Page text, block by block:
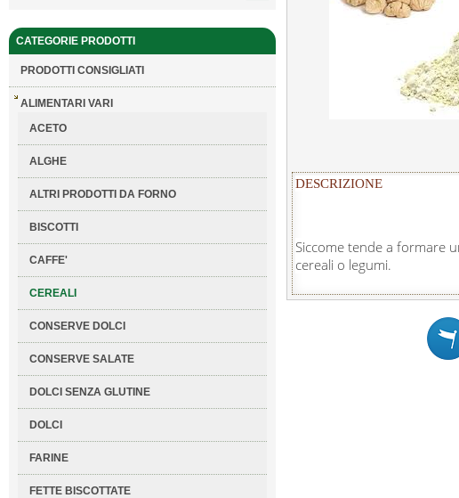
CATEGORIE PRODOTTI
PRODOTTI CONSIGLIATI
ALIMENTARI VARI
ACETO
ALGHE
ALTRI PRODOTTI DA FORNO
BISCOTTI
CAFFE'
CEREALI
CONSERVE DOLCI
CONSERVE SALATE
DOLCI SENZA GLUTINE
DOLCI
FARINE
FETTE BISCOTTATE
DESCRIZIONE
Siccome tende a formare
cereali o legumi.